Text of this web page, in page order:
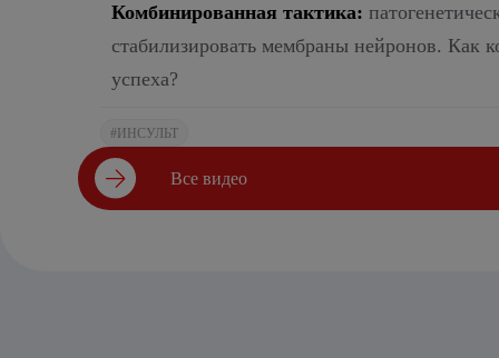
Комбинированная тактика:
стабилизировать мембраны нейронов. Как
успеха?
#ИНСУЛЬТ
Все видео